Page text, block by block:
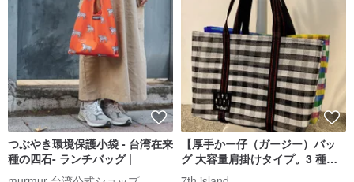
つぶやき環境保護小袋 - 台湾在来
種の四石- ランチバッグ |
【厚手かー仔（ガージー）バッ
グ 大容量肩掛けタイプ。3 種類
のデザイン】高品質で収納力抜